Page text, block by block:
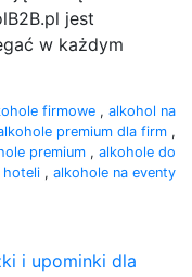
jest
w każdym
firmowe , alkohol na
premium dla firm ,
premium , alkohole do
hoteli , alkohole na eventy
i upominki dla